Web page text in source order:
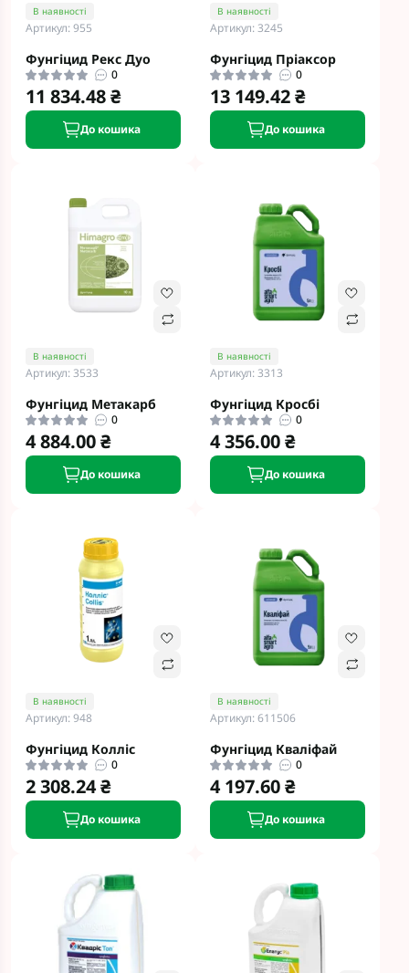
В наявності
Артикул: 955
Фунгіцид Рекс Дуо
0
11 834.48 ₴
До кошика
В наявності
Артикул: 3245
Фунгіцид Пріаксор
0
13 149.42 ₴
До кошика
В наявності
Артикул: 3533
Фунгіцид Метакарб
0
4 884.00 ₴
До кошика
В наявності
Артикул: 3313
Фунгіцид Кросбі
0
4 356.00 ₴
До кошика
В наявності
Артикул: 948
Фунгіцид Колліс
0
2 308.24 ₴
До кошика
В наявності
Артикул: 611506
Фунгіцид Кваліфай
0
4 197.60 ₴
До кошика